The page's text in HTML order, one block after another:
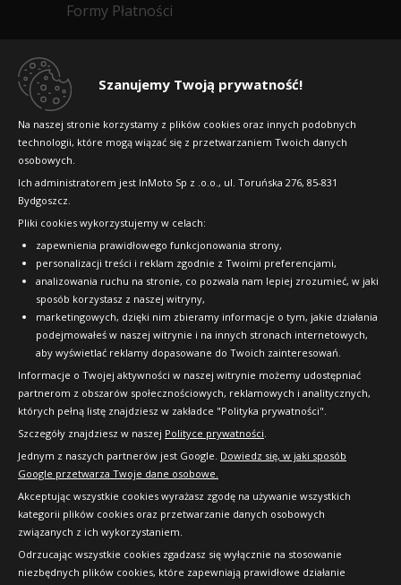
Szanujemy Twoją prywatność!
Na naszej stronie korzystamy z plików cookies oraz innych podobnych
technologii, które mogą wiązać się z przetwarzaniem Twoich danych
osobowych.
Ich administratorem jest InMoto Sp z .o.o., ul. Toruńska 276, 85-831
Bydgoszcz.
Pliki cookies wykorzystujemy w celach:
zapewnienia prawidłowego funkcjonowania strony,
personalizacji treści i reklam zgodnie z Twoimi preferencjami,
analizowania ruchu na stronie, co pozwala nam lepiej zrozumieć, w jaki
sposób korzystasz z naszej witryny,
marketingowych, dzięki nim zbieramy informacje o tym, jakie działania
podejmowałeś w naszej witrynie i na innych stronach internetowych,
aby wyświetlać reklamy dopasowane do Twoich zainteresowań.
Informacje o Twojej aktywności w naszej witrynie możemy udostępniać
partnerom z obszarów społecznościowych, reklamowych i analitycznych,
których pełną listę znajdziesz w zakładce "Polityka prywatności".
Szczegóły znajdziesz w naszej Polityce prywatności.
Jednym z naszych partnerów jest Google. Dowiedz się, w jaki sposób
Google przetwarza Twoje dane osobowe.
Akceptując wszystkie cookies wyrażasz zgodę na używanie wszystkich
kategorii plików cookies oraz przetwarzanie danych osobowych
związanych z ich wykorzystaniem.
Odrzucając wszystkie cookies zgadzasz się wyłącznie na stosowanie
niezbędnych plików cookies, które zapewniają prawidłowe działanie
Formy Płatności
Dlaczego warto kupić w 24opony.pl
Raty
FAQ
OFICJALNY PARTNER